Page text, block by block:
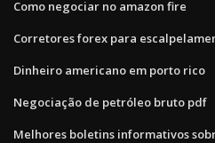
Como negociar no amazon fire
Corretores forex para
Dinheiro americano em porto rico
Negociação de petróleo bruto pdf
Melhores boletins informativos